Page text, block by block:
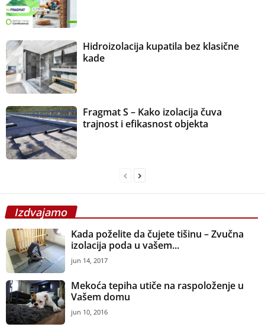
Hidroizolacija kupatila bez klasične
kade
Fragmat S – Kako izolacija čuva
trajnost i efikasnost objekta
Izdvajamo
Kada poželite da čujete tišinu – Zvučna
izolacija poda u vašem...
jun 14, 2017
Mekoća tepiha utiče na raspoloženje u
Vašem domu
jun 10, 2016